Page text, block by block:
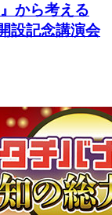
から考える
設記念講演会